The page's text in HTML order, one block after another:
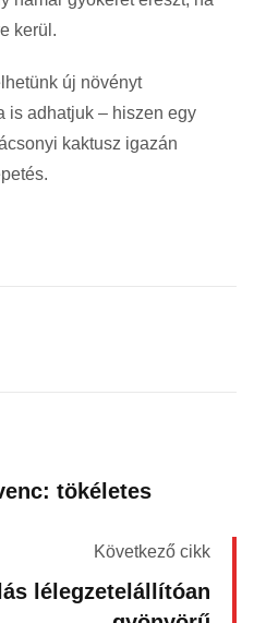
kerül.
új növényt
is adhatjuk – hiszen egy
kaktusz igazán
tökéletes
Következő cikk
lélegzetelállítóan